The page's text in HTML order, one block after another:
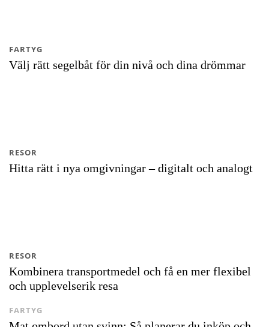
Välj rätt segelbåt för din nivå och dina drömmar
FARTYG
Hitta rätt i nya omgivningar – digitalt och analogt
RESOR
Kombinera transportmedel och få en mer flexibel
och upplevelserik resa
RESOR
FARTYG